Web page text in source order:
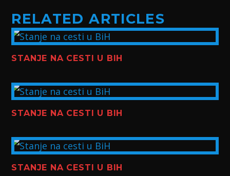
RELATED ARTICLES
STANJE NA CESTI U BIH
STANJE NA CESTI U BIH
STANJE NA CESTI U BIH